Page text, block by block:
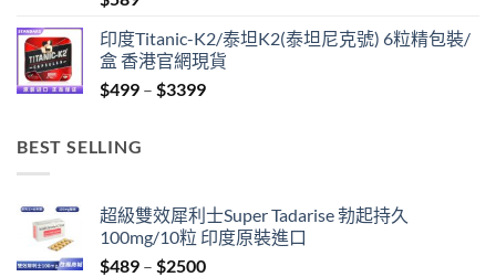
印度Titanic-K2/泰坦K2(泰坦尼克號) 6粒精包裝/
盒 香港官網現貨
$499 – $3399Price
BEST SELLING
超級雙效犀利士Super Tadarise 勃起持久
100mg/10粒 印度原裝進口
$489 – $2500Price